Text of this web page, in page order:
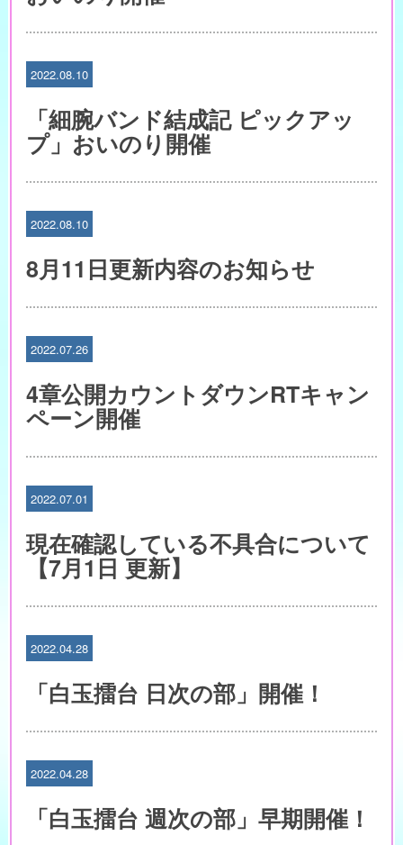
2022.08.10
「細腕バンド結成記 ピックアッ
プ」おいのり開催
2022.08.10
8月11日更新内容のお知らせ
2022.07.26
4章公開カウントダウンRTキャン
ペーン開催
2022.07.01
現在確認している不具合について
【7月1日 更新】
2022.04.28
「白玉擂台 日次の部」開催！
2022.04.28
「白玉擂台 週次の部」早期開催！